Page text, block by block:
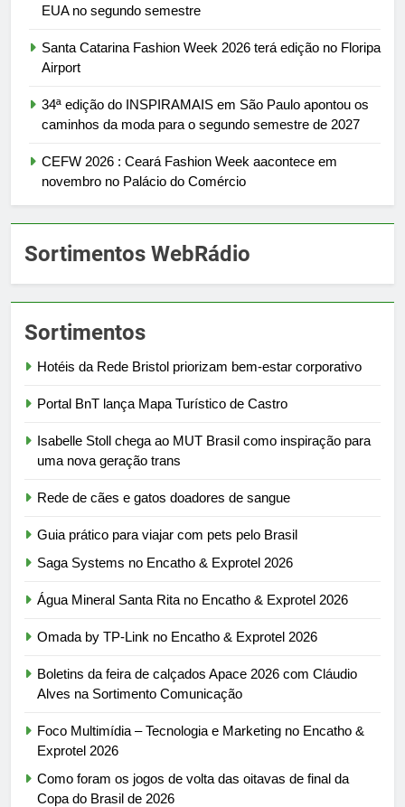
EUA no segundo semestre
Santa Catarina Fashion Week 2026 terá edição no Floripa
Airport
34ª edição do INSPIRAMAIS em São Paulo apontou os
caminhos da moda para o segundo semestre de 2027
CEFW 2026 : Ceará Fashion Week aacontece em
novembro no Palácio do Comércio
Sortimentos WebRádio
Sortimentos
Hotéis da Rede Bristol priorizam bem-estar corporativo
Portal BnT lança Mapa Turístico de Castro
Isabelle Stoll chega ao MUT Brasil como inspiração para
uma nova geração trans
Rede de cães e gatos doadores de sangue
Guia prático para viajar com pets pelo Brasil
Saga Systems no Encatho & Exprotel 2026
Água Mineral Santa Rita no Encatho & Exprotel 2026
Omada by TP-Link no Encatho & Exprotel 2026
Boletins da feira de calçados Apace 2026 com Cláudio
Alves na Sortimento Comunicação
Foco Multimídia – Tecnologia e Marketing no Encatho &
Exprotel 2026
Como foram os jogos de volta das oitavas de final da
Copa do Brasil de 2026